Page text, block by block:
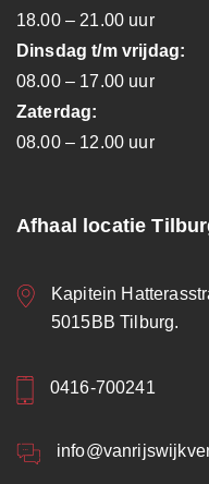
18.00 – 21.00 uur
Dinsdag t/m vrijdag:
08.00 – 17.00 uur
Zaterdag:
08.00 – 12.00 uur
Afhaal locatie
Kapitein
5015BB Tilburg.
0416-700241